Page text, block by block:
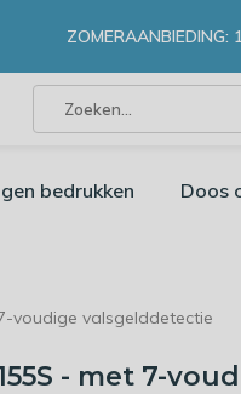
ZOMERAANBIEDING:
bedrukken Doos
voudige valsgelddetectie
- met 7-